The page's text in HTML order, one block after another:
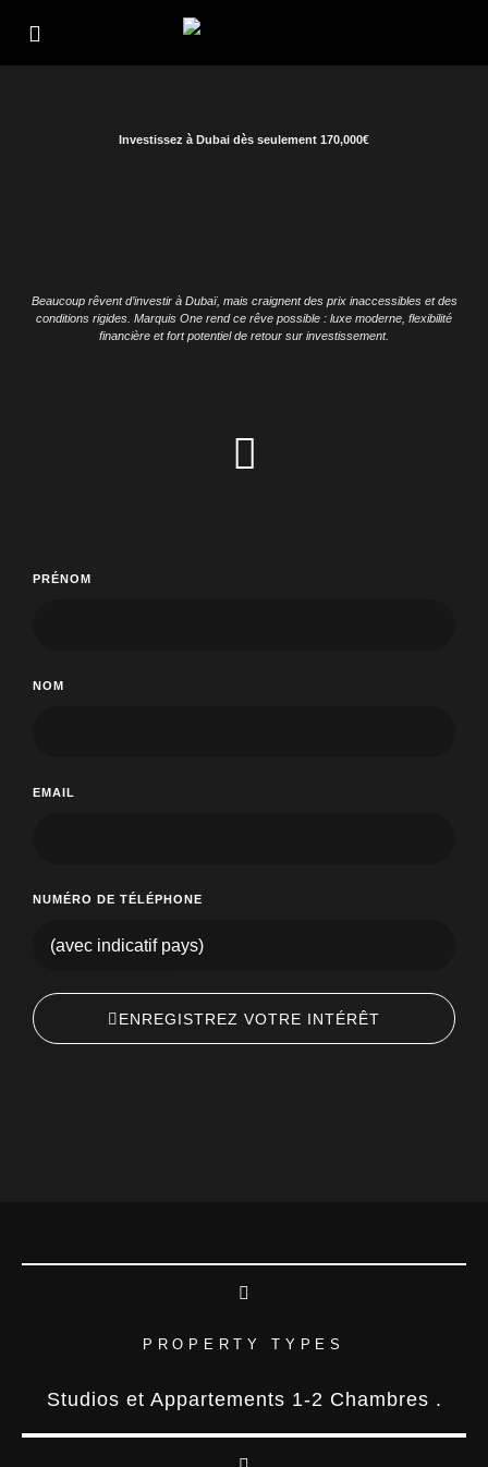
Investissez à Dubai dès seulement 170,000€
Beaucoup rêvent d’investir à Dubaï, mais craignent des prix inaccessibles et des
conditions rigides. Marquis One rend ce rêve possible : luxe moderne, flexibilité
financière et fort potentiel de retour sur investissement.
PRÉNOM
NOM
EMAIL
NUMÉRO DE TÉLÉPHONE
ENREGISTREZ VOTRE INTÉRÊT​
PROPERTY TYPES
Studios et Appartements 1-2 Chambres .